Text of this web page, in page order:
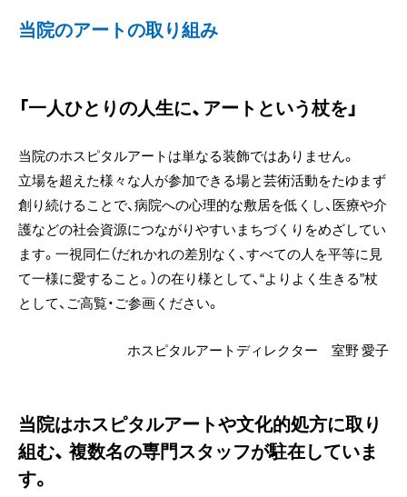
当院のアートの取り組み
「一人ひとりの人生に、アートという杖を」
当院のホスピタルアートは単なる装飾ではありません。
立場を超えた様々な人が参加できる場と芸術活動をたゆまず
創り続けることで、病院への心理的な敷居を低くし、医療や介
護などの社会資源につながりやすいまちづくりをめざしてい
ます。一視同仁（だれかれの差別なく、すべての人を平等に見
て一様に愛すること。）の在り様として、“よりよく生きる”杖
として、ご高覧・ご参画ください。
ホスピタルアートディレクター 室野 愛子
当院はホスピタルアートや文化的処方に取り
組む、 複数名の専門スタッフが駐在していま
す。